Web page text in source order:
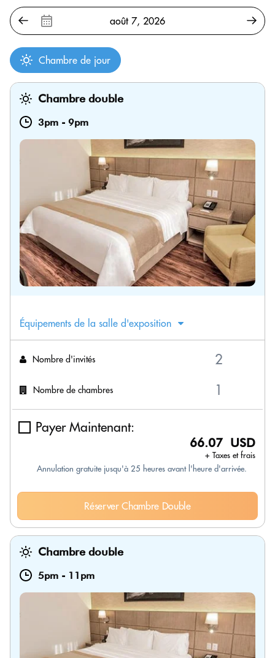
Chambre de jour
Chambre double
3pm - 9pm
Équipements de la salle d'exposition
Nombre d'invités
Nombre de chambres
Payer Maintenant:
66.07 USD
+ Taxes et frais
Annulation gratuite jusqu'à 25 heures avant l'heure d'arrivée.
Réserver Chambre Double
Chambre double
5pm - 11pm